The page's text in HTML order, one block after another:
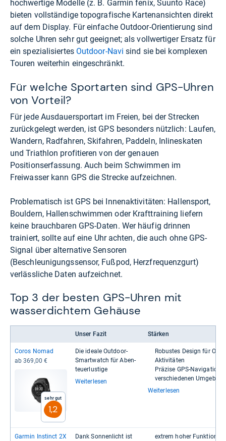
hochwertige Modelle (z. B. Garmin fenix, Suunto Race)
bieten vollständige topografische Kartenansichten direkt
auf dem Display. Für einfache Outdoor-Orientierung sind
solche Uhren sehr gut geeignet; als vollwertiger Ersatz für
ein spezialisiertes Outdoor-Navi sind sie bei komplexen
Touren weiterhin eingeschränkt.
Für welche Sportarten sind GPS-Uhren
von Vorteil?
Für jede Ausdauersportart im Freien, bei der Strecken
zurückgelegt werden, ist GPS besonders nützlich: Laufen,
Wandern, Radfahren, Skifahren, Paddeln, Inlineskaten
und Triathlon profitieren von der genauen
Positionserfassung. Auch beim Schwimmen im
Freiwasser kann GPS die Strecke aufzeichnen.
Problematisch ist GPS bei Innenaktivitäten: Hallensport,
Bouldern, Hallenschwimmen oder Krafttraining liefern
keine brauchbaren GPS-Daten. Wer häufig drinnen
trainiert, sollte auf eine Uhr achten, die auch ohne GPS-
Signal über alternative Sensoren
(Beschleunigungssensor, Fußpod, Herzfrequenzgurt)
verlässliche Daten aufzeichnet.
Top 3 der besten GPS-Uhren mit
wasserdichtem Gehäuse
Unser Fazit Stärken
Coros Nomad
ab 369,00 €
Sehr gut
1,2
Die ideale Out­door-​
Smart­watch für Aben­
teu­er­lus­tige
Weiterlesen
Robus­tes Design für
Akti­vi­tä­ten
Prä­zise GPS-​​Navi­ga­tion
ver­schie­de­nen
Weiterlesen
Gar­min Ins­tinct 2X
Dank Son­nen­licht ist
extrem hoher